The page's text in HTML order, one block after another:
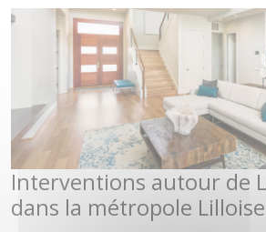
Interventions autour de
dans la métropole Lilloise